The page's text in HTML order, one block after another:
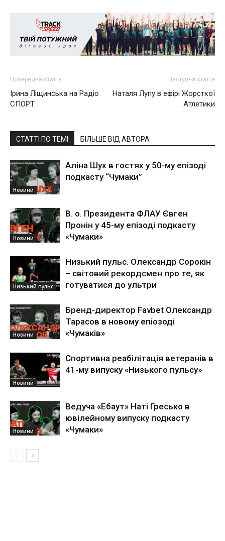
Попередня стаття
Ірина Ліщинська на Радіо
СПОРТ
Наступна стаття
Наталя Лупу в ефірі Жорсткої
Атлетики
СТАТТІ ПО ТЕМІ БІЛЬШЕ ВІД АВТОРА
Новини
Аліна Шух в гостях у 50-му епізоді
подкасту “Чумаки”
Новини
В. о. Президента ФЛАУ Євген
Пронін у 45-му епізоді подкасту
«Чумаки»
Низький пульс
Низький пульс. Олександр Сорокін
– світовий рекордсмен про те, як
готуватися до ультри
Новини
Бренд-директор Favbet Олександр
Тарасов в новому епіозоді
«Чумаків»
Новини
Спортивна реабілітація ветеранів в
41-му випуску «Низького пульсу»
Новини
Ведуча «Ебаут» Наті Гресько в
ювілейному випуску подкасту
«Чумаки»